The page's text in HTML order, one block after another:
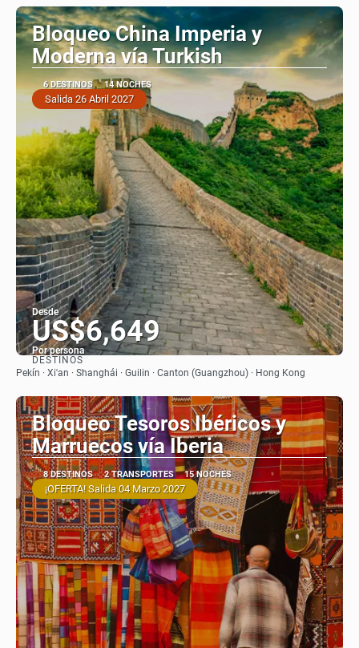
Bloqueo China Imperia y
Moderna vía Turkish
6 DESTINOS 14 NOCHES
Salida 26 Abril 2027
Desde
US$6,649
Por persona
Ver
DESTINOS
Pekín · Xi'an · Shanghái · Guilin · Canton (Guangzhou) · Hong Kong
Bloqueo Tesoros Ibéricos y
Marruecos vía Iberia
8 DESTINOS 2 TRANSPORTES 15 NOCHES
¡OFERTA! Salida 04 Marzo 2027